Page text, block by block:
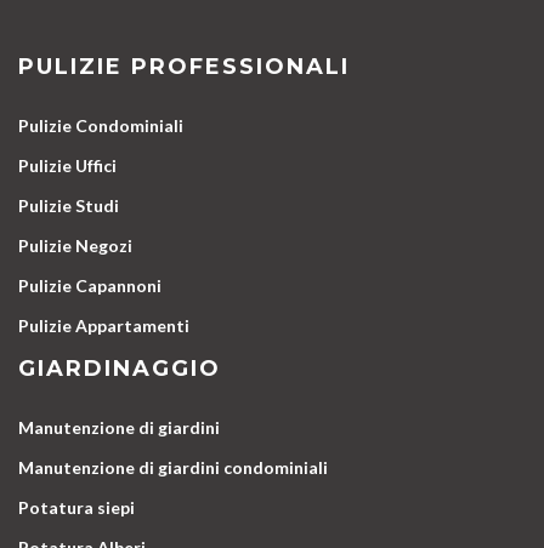
PULIZIE PROFESSIONALI
Pulizie Condominiali
Pulizie Uffici
Pulizie Studi
Pulizie Negozi
Pulizie Capannoni
Pulizie Appartamenti
GIARDINAGGIO
Manutenzione di giardini
Manutenzione di giardini condominiali
Potatura siepi